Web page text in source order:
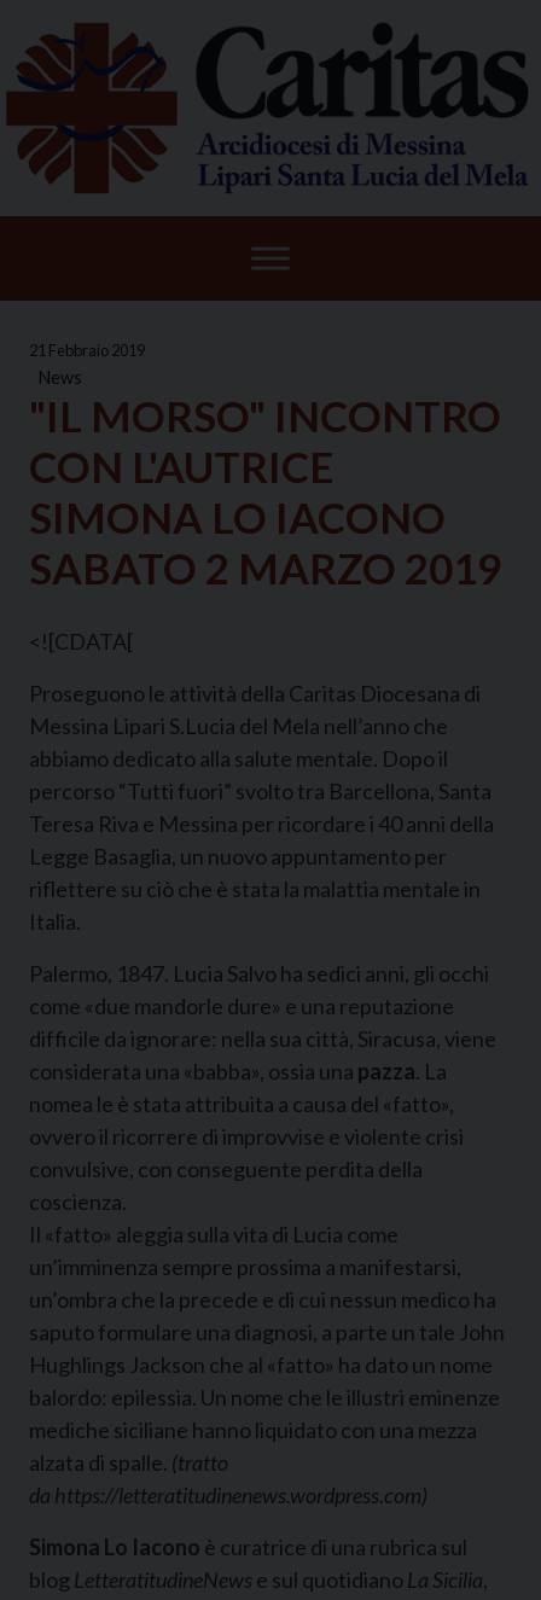
content
21 Febbraio 2019
News
"IL MORSO" INCONTRO
CON L'AUTRICE
SIMONA LO IACONO
SABATO 2 MARZO 2019
<![CDATA[
Proseguono le attività della Caritas Diocesana di
Messina Lipari S.Lucia del Mela nell’anno che
abbiamo dedicato alla salute mentale. Dopo il
percorso “Tutti fuori” svolto tra Barcellona, Santa
Teresa Riva e Messina per ricordare i 40 anni della
Legge Basaglia, un nuovo appuntamento per
riflettere su ciò che è stata la malattia mentale in
Italia.
Palermo, 1847. Lucia Salvo ha sedici anni, gli occhi
come «due mandorle dure» e una reputazione
difficile da ignorare: nella sua città, Siracusa, viene
considerata una «babba», ossia una pazza. La
nomea le è stata attribuita a causa del «fatto»,
ovvero il ricorrere di improvvise e violente crisi
convulsive, con conseguente perdita della
coscienza.
Il «fatto» aleggia sulla vita di Lucia come
un’imminenza sempre prossima a manifestarsi,
un’ombra che la precede e di cui nessun medico ha
saputo formulare una diagnosi, a parte un tale John
Hughlings Jackson che al «fatto» ha dato un nome
balordo: epilessia. Un nome che le illustri eminenze
mediche siciliane hanno liquidato con una mezza
alzata di spalle. (tratto
da https://letteratitudinenews.wordpress.com)
Simona Lo Iacono è curatrice di una rubrica sul
blogLetteratitudineNews e sul quotidiano La Sicilia,